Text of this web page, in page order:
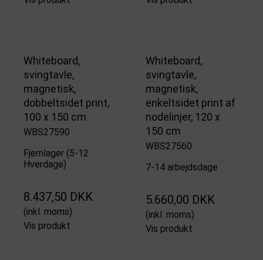
Whiteboard,
svingtavle,
magnetisk,
dobbeltsidet print,
100 x 150 cm
WBS27590
Fjernlager (5-12
Hverdage)
8.437,50 DKK
(inkl. moms)
Vis produkt
Whiteboard,
svingtavle,
magnetisk,
enkeltsidet print af
nodelinjer, 120 x
150 cm
WBS27560
7-14 arbejdsdage
5.660,00 DKK
(inkl. moms)
Vis produkt